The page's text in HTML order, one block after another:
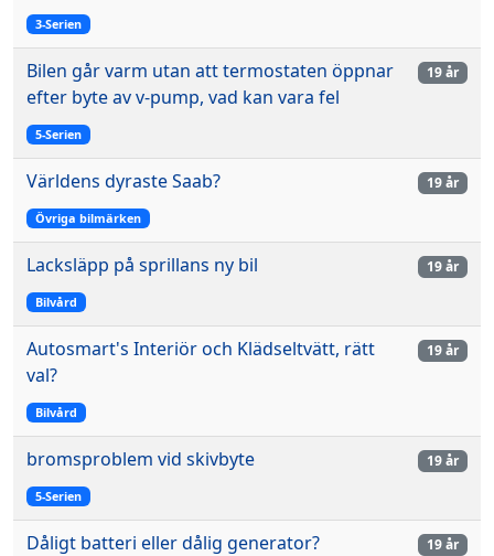
3-Serien
Bilen går varm utan att termostaten öppnar
efter byte av v-pump, vad kan vara fel
5-Serien
19 år
Världens dyraste Saab?
Övriga bilmärken
19 år
Lacksläpp på sprillans ny bil
Bilvård
19 år
Autosmart's Interiör och Klädseltvätt, rätt
val?
Bilvård
19 år
bromsproblem vid skivbyte
5-Serien
19 år
Dåligt batteri eller dålig generator? 19 år